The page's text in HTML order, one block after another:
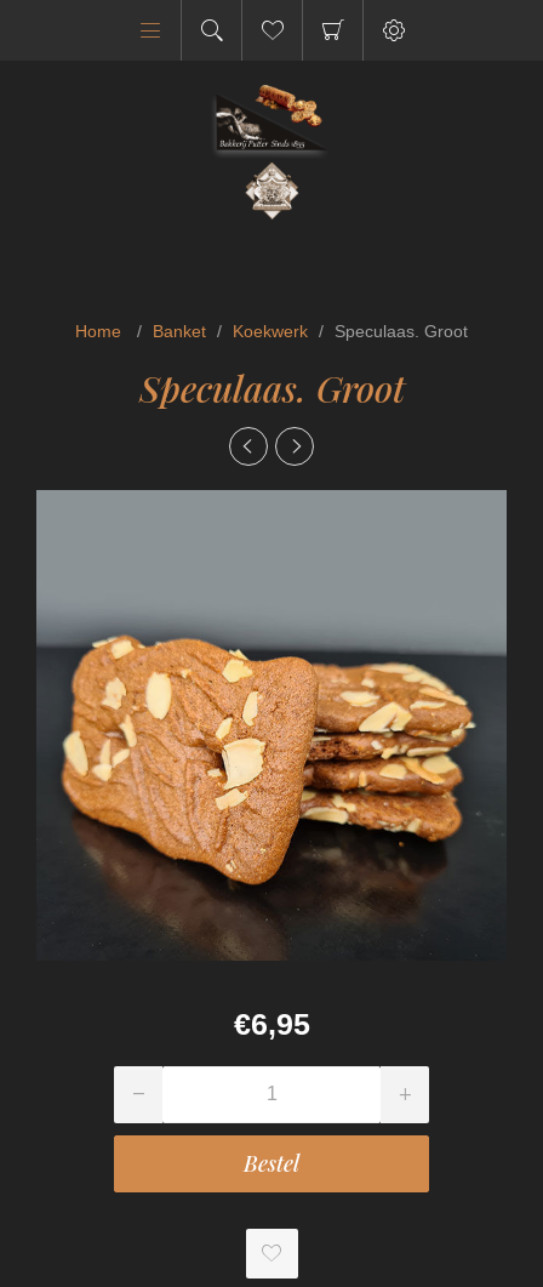
Home / Banket / Koekwerk / Speculaas. Groot
Speculaas. Groot
€6,95